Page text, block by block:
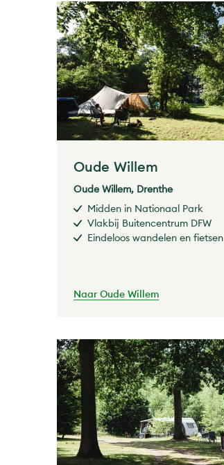
Oude Willem
Oude Willem, Drenthe
Midden in Nationaal Park
Vlakbij Buitencentrum DFW
Eindeloos wandelen en fietsen
Naar Oude Willem